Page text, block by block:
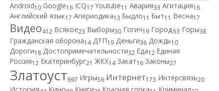
Android10 Google16 ICQ17 Youtube11 Авария33 Агитация16
Английский язык17 Апериодика13 Быдло11 Быт11 Весна17
Видео412 Всякое23 Выборы30 Гогич19 Город53 Горы38
Гражданская оборона14 ДТП19 Деньги36 Дождь10
Дороги18 Достопримечательности32 Еда12 Единая
Россия12 Екатеринбург21 ЖКХ14 Закат16 Законы27
Златоуст697 Игры56 Интернет173 Интерсвязь20
История Кино Книги Красная горка Криминал